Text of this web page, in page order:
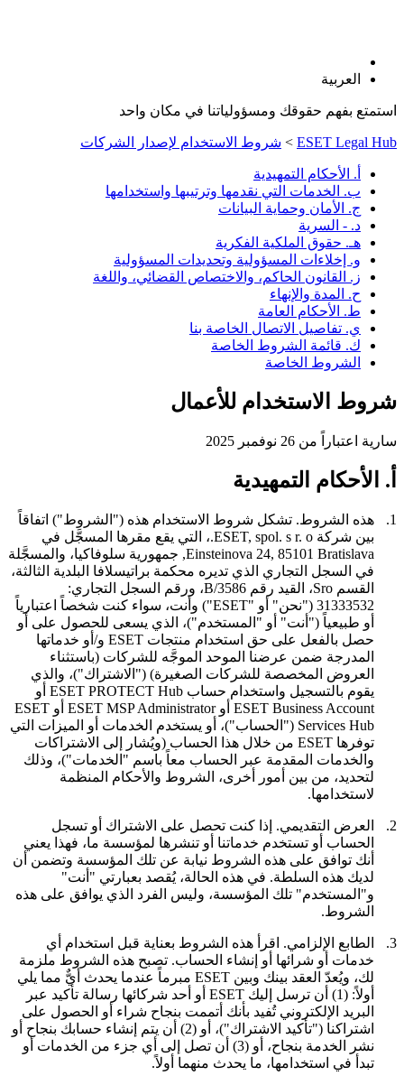
العربية
استمتع بفهم حقوقك ومسؤولياتنا في مكان واحد
ESET Legal Hub
> شروط الاستخدام لإصدار الشركات
أ. الأحكام التمهيدية
ب. الخدمات التي نقدمها وترتيبها واستخدامها
ج. الأمان وحماية البيانات
د. - السرية
هـ. حقوق الملكية الفكرية
و. إخلاءات المسؤولية وتحديدات المسؤولية
ز. القانون الحاكم، والاختصاص القضائي، واللغة
ح. المدة والإنهاء
ط. الأحكام العامة
ي. تفاصيل الاتصال الخاصة بنا
ك. قائمة الشروط الخاصة
الشروط الخاصة
شروط الاستخدام للأعمال
سارية اعتباراً من 26 نوفمبر 2025
أ. الأحكام التمهيدية
1. هذه الشروط. تشكل شروط الاستخدام هذه (" الشروط") اتفاقاً
بين شركة ESET, spol. s r. o.، التي يقع مقرها المسجَّل في
Einsteinova 24, 85101 Bratislava, جمهورية سلوفاكيا، والمسجَّلة
في السجل التجاري الذي تديره محكمة براتيسلافا البلدية الثالثة،
القسم Sro، القيد رقم 3586/B، ورقم السجل التجاري:
31333532 ("
نحن" أو "ESET") وأنت، سواء كنت شخصاً اعتبارياً
أو طبيعياً (" أنت" أو " المستخدم")، الذي يسعى للحصول على أو
حصل بالفعل على حق استخدام منتجات ESET و/أو خدماتها
المدرجة ضمن عرضنا الموحد الموجَّه للشركات (باستثناء
العروض المخصصة للشركات الصغيرة) (" الاشتراك")، والذي
يقوم بالتسجيل واستخدام حساب ESET PROTECT Hub أو
ESET Business Account أو ESET MSP Administrator أو ESET
Services Hub ("
الحساب")، أو يستخدم الخدمات أو الميزات التي
توفرها ESET من خلال هذا الحساب (ويُشار إلى الاشتراكات
والخدمات المقدمة عبر الحساب معاً باسم " الخدمات")، وذلك
لتحديد، من بين أمور أخرى، الشروط والأحكام المنظمة
لاستخدامها.
2. العرض التقديمي. إذا كنت تحصل على الاشتراك أو تسجل
الحساب أو تستخدم خدماتنا أو تنشرها لمؤسسة ما، فهذا يعني
أنك توافق على هذه الشروط نيابة عن تلك المؤسسة وتضمن أن
لديك هذه السلطة. في هذه الحالة، يُقصد بعبارتي "أنت"
و"المستخدم" تلك المؤسسة، وليس الفرد الذي يوافق على هذه
الشروط.
3. الطابع الإلزامي. اقرأ هذه الشروط بعناية قبل استخدام أي
خدمات أو شرائها أو إنشاء الحساب. تصبح هذه الشروط ملزمة
لك، ويُعدّ العقد بينك وبين ESET مبرماً عندما يحدث أيٌّ مما يلي
أولاً: (1) أن ترسل إليك ESET أو أحد شركائها رسالة تأكيد عبر
البريد الإلكتروني تُفيد بأنك أتممت بنجاح شراء أو الحصول على
اشتراكنا ("تأكيد الاشتراك
")، أو (2) أن يتم إنشاء حسابك بنجاح أو
نشر الخدمة بنجاح، أو (3) أن تصل إلى أي جزء من الخدمات أو
تبدأ في استخدامها، ما يحدث منهما أولاً.